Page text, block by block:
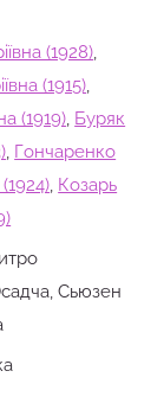
(1928)
(1915)
(1919) Буряк
Гончаренко
Козарь
Сьюзен